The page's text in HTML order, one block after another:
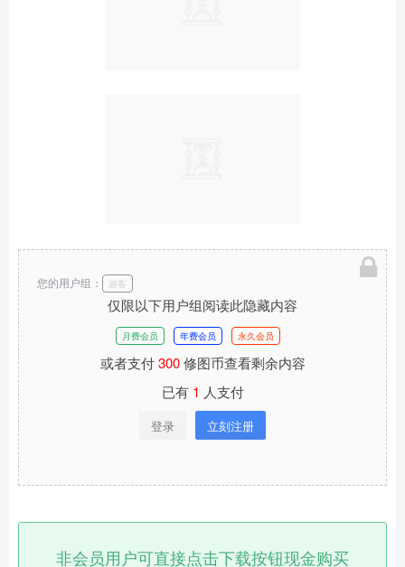
仅限以下用户组阅读此隐藏内容
月费会员 年费会员 永久会员
或者支付300修图币查看剩余内容
已有 1 人支付
登录 立刻注册
您的用户组： 游客
非会员用户可直接点击下载按钮现金购买